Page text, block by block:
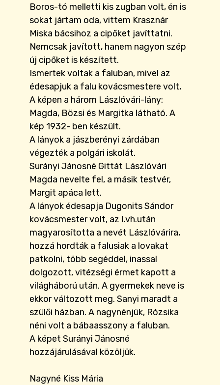
Boros-tó melletti kis zugban volt, én is
sokat jártam oda, vittem Krasznár
Miska bácsihoz a cipőket javíttatni.
Nemcsak javított, hanem nagyon szép
új cipőket is készített.
Ismertek voltak a faluban, mivel az
édesapjuk a falu kovácsmestere volt,
A képen a három Lászlóvári-lány:
Magda, Bözsi és Margitka látható. A
kép 1932- ben készült.
A lányok a jászberényi zárdában
végezték a polgári iskolát.
Surányi Jánosné Gittát Lászlóvári
Magda nevelte fel, a másik testvér,
Margit apáca lett.
A lányok édesapja Dugonits Sándor
kovácsmester volt, az I.vh.után
magyarosította a nevét Lászlóvárira,
hozzá hordták a falusiak a lovakat
patkolni, több segéddel, inassal
dolgozott, vitézségi érmet kapott a
világháború után. A gyermekek neve is
ekkor változott meg. Sanyi maradt a
szülői házban. A nagynénjük, Rózsika
néni volt a bábaasszony a faluban.
A képet Surányi Jánosné
hozzájárulásával közöljük.
Nagyné Kiss Mária